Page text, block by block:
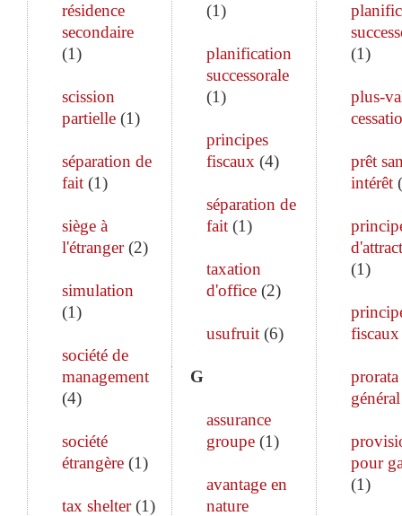
résidence
secondaire
(1)
scission
partielle (1)
séparation de
fait (1)
siège à
l'étranger(2)
simulation
(1)
société de
management
(4)
société
étrangère (1)
tax shelter(1)
(1)
planification
successorale
(1)
principes
fiscaux (4)
séparation de
fait(1)
taxation
d'office(2)
usufruit(6)
G
assurance
groupe(1)
avantage en
nature
(1)
plus-
prêt
intérêt(
(1)
fiscaux
prorata
général
pour
(1)